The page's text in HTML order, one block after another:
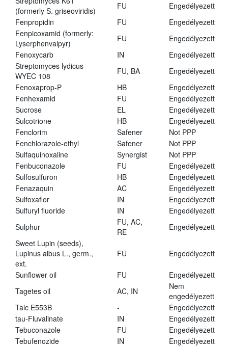
(formerly S. griseoviridis)
FU
Engedélyezett
Fenpropidin
FU
Engedélyezett
Fenpicoxamid (formerly:
Lyserphenvalpyr)
FU
Engedélyezett
Fenoxycarb
IN
Engedélyezett
Streptomyces lydicus
WYEC 108
FU, BA
Engedélyezett
Fenoxaprop-P
HB
Engedélyezett
Fenhexamid
FU
Engedélyezett
Sucrose
EL
Engedélyezett
Sulcotrione
HB
Engedélyezett
Fenclorim
Safener
Not PPP
Fenchlorazole-ethyl
Safener
Not PPP
Sulfaquinoxaline
Synergist
Not PPP
Fenbuconazole
FU
Engedélyezett
Sulfosulfuron
HB
Engedélyezett
Fenazaquin
AC
Engedélyezett
Sulfoxaflor
IN
Engedélyezett
Sulfuryl fluoride
IN
Engedélyezett
Sulphur
FU, AC,
RE
Engedélyezett
Sweet Lupin (seeds),
Lupinus albus L., germ.,
ext.
FU Engedélyezett
Sunflower oil FU
Engedélyezett
Tagetes oil
AC, IN
Nem
engedélyezett
Talc E553B
-
Engedélyezett
tau-Fluvalinate
IN
Engedélyezett
Tebuconazole
FU
Engedélyezett
Tebufenozide
IN Engedélyezett